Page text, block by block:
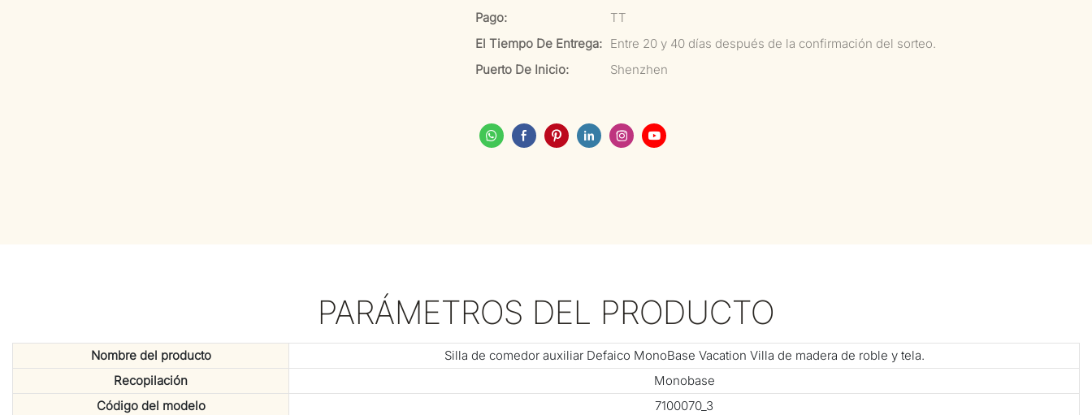
Pago:
TT
El Tiempo De Entrega: Entre 20 y 40 días después de la confirmación del sorteo.
Puerto De Inicio:
Shenzhen
PARÁMETROS DEL PRODUCTO
Nombre del producto
Silla de comedor auxiliar Defaico MonoBase Vacation Villa de madera de roble y tela.
Recopilación
Monobase
Código del modelo
7100070_3